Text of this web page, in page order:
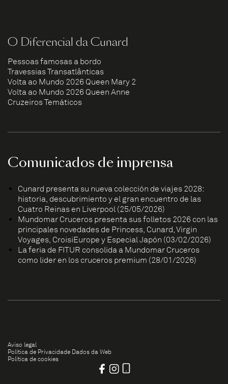
O Diferencial da Cunard
Pessoas famosas a bordo
Travessias Transatlânticas
Volta ao Mundo 2026 Queen Mary 2
Volta ao Mundo 2026 Queen Anne
Cruzeiros Temáticos
Comunicados de imprensa
Cunard presenta su nueva colección de viajes 2028:
historia, descubrimiento y el gran encuentro de las
Cuatro Reinas en Liverpool (25/05/2026)
Mundomar Cruceros presenta sus folletos 2026 con las
principales novedades de Princess, Cunard, Virgin
Voyages, CroisiEurope y Especial Japón (03/02/2026)
La feria de FITUR consolida a Mundomar Cruceros
como líder en los cruceros premium (28/01/2026)
Aviso legal
Política de Privacidade Dados da Web
Política de cookies